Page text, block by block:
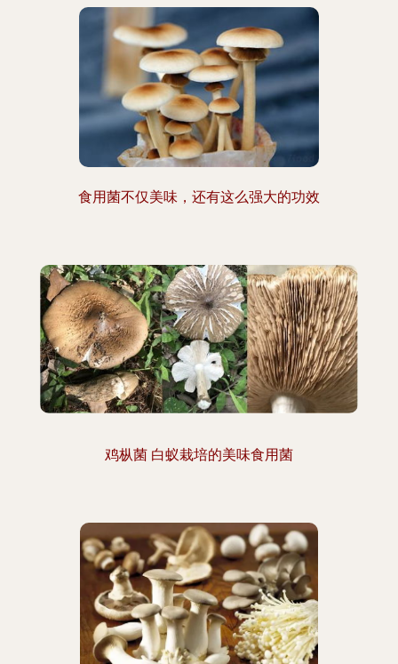
食用菌不仅美味，还有这么强大的功效
鸡枞菌 白蚁栽培的美味食用菌